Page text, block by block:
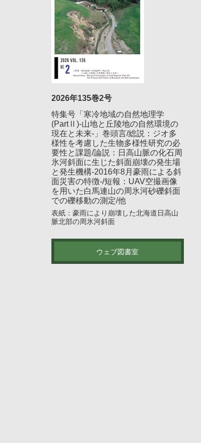
2026年135巻2号
特集号「寒冷地域の自然地理学
(PartⅡ)-山地と丘陵地の自然環境の
現在と未来-」巻頭言/総説：ジオ多
様性を考慮した生物多様性研究の必
要性と課題/論説：日高山脈の化石周
氷河斜面に生じた斜面崩壊の発生場
と発生機構-2016年8月豪雨による斜
面災害の特徴-/短報：UAV空撮画像
を用いた白馬連山の周氷河砂礫斜面
での礫移動の測定/他
表紙：豪雨により崩壊した北海道日高山
脈北部の周氷河斜面
ウェブ図書室